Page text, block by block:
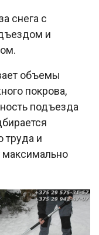
снега с
и
объемы
покрова,
подъезда
труда и
максимально